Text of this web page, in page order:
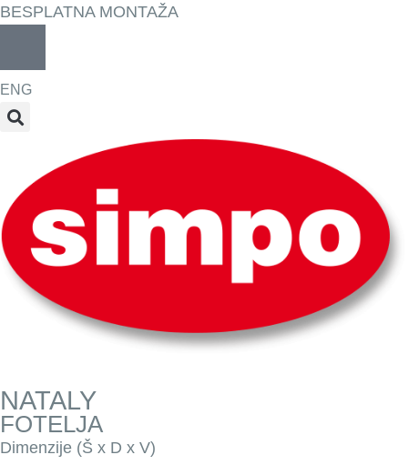
BESPLATNA MONTAŽA
ENG
NATALY
FOTELJA
Dimenzije (Š x D x V)